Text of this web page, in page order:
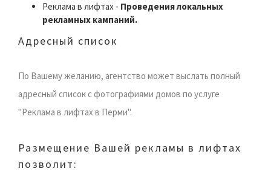
Реклама в лифтах - Проведения локальных
рекламных кампаний.
Адресный список
По Вашему желанию, агентство может выслать полный
адресный список c фотографиями домов по услуге
"Реклама в лифтах в Перми".
Размещение Вашей рекламы в лифтах
позволит: